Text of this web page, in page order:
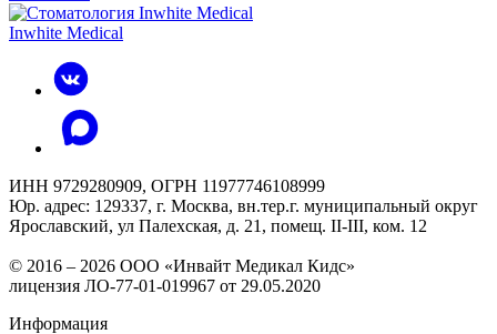
Inwhite Medical
ИНН 9729280909, ОГРН 11977746108999
Юр. адрес: 129337, г. Москва, вн.тер.г. муниципальный округ
Ярославский, ул Палехская, д. 21, помещ. II-III, ком. 12
© 2016 – 2026 ООО «Инвайт Медикал Кидс»
лицензия ЛО-77-01-019967 от 29.05.2020
Информация